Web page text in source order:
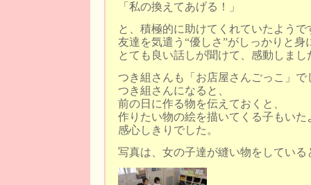
「私の換えてあげる！」
と、積極的に助けてくれていたようで
友達を気遣う“優しさ”がしっかりと身
とても良い話しが聞けて、感動しまし
つき組さんも「お店屋さんごっこ」で
つき組さんになると、
前の日に作る物を伝えておくと、
作りたい物の絵を描いてくる子もいた
感心しきりでした。
写真は、女の子達が縫い物をしている